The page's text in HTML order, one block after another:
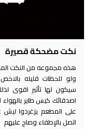
نكت مضحكة قصيرة
هذه مجموعه من النكت
ولو للحظات قليله
سيكون لها تأثير اقوى
اصدقائك كيس طاير
على المطعم يزغردوا
اتصل بالإطفاء وصاح عليهم